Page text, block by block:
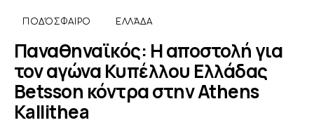
ΠΟΔΌΣΦΑΙΡΟ ΕΛΛΆΔΑ
Παναθηναϊκός: Η αποστολή για
τον αγώνα Κυπέλλου Ελλάδας
Betsson κόντρα στην Athens
Kallithea